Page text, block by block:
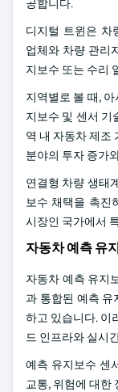
공합니다.
디지털 트윈은 차
업체와 차량 관리
지보수 또는 수리
지역별로 볼 때,
지보수 및 센서 기
역 내 자동차 제조
분야의 투자 증가
연결형 차량 생태
보수 채택을 촉진
시장인 국가에서
자동차 예측 유
자동차 예측 유지
과 통합된 예측 유
하고 있습니다. 이
드 인프라와 실시
예측 유지보수 센
교통, 위험에 대한